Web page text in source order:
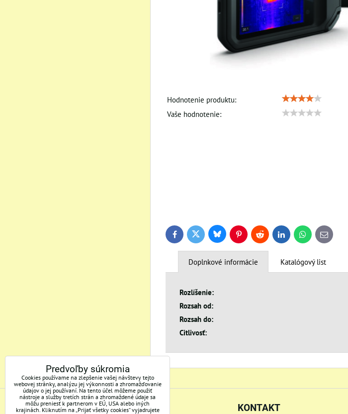
Hodnotenie produktu:
Vaše hodnotenie:
FacebookTwitter BlueskyPinterestReddit LinkedInWhatsApp
E-
mail
Doplnkové informácie Katalógový list
Rozlíšenie:
Rozsah od:
Rozsah do:
Citlivosť:
ADRESA KONTAKT
Predvoľby súkromia
Cookies používame na zlepšenie vašej návštevy tejto
webovej stránky, analýzu jej výkonnosti a zhromažďovanie
údajov o jej používaní. Na tento účel môžeme použiť
nástroje a služby tretích strán a zhromaždené údaje sa
môžu preniesť k partnerom v EÚ, USA alebo iných
krajinách. Kliknutím na „Prijať všetky cookies“ vyjadrujete